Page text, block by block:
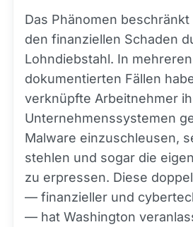
Das Phänomen
den finanziellen Schaden
Lohndiebstahl. In mehreren
dokumentierten Fällen
verknüpfte Arbeitnehmer
Unternehmenssystemen
Malware einzuschleusen,
stehlen und sogar die
zu erpressen. Diese
— finanzieller und
— hat Washington